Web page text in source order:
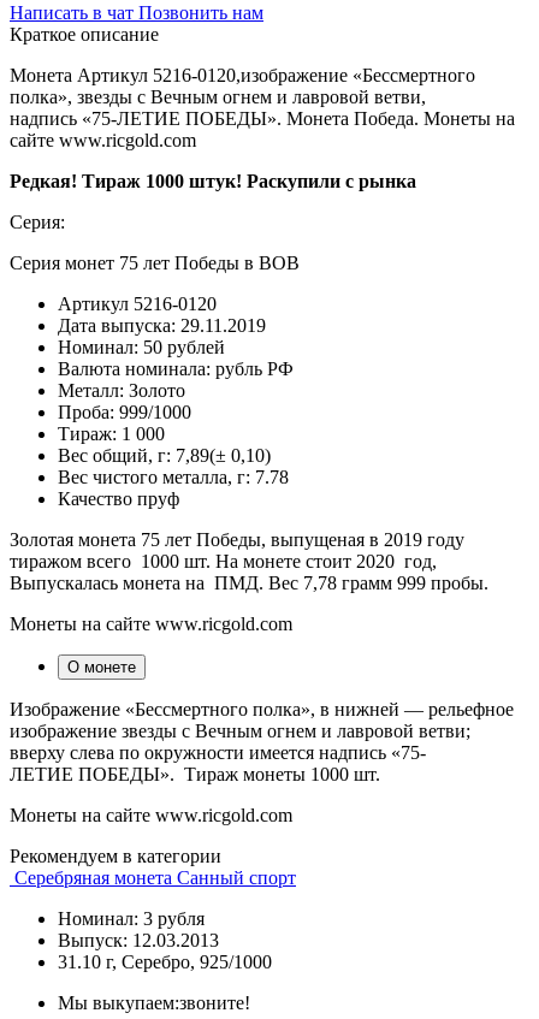
Написать в чат Позвонить нам
Краткое описание
Монета Артикул 5216-0120,изображение «Бессмертного
полка», звезды с Вечным огнем и лавровой ветви,
надпись «75-ЛЕТИЕ ПОБЕДЫ». Монета Победа. Монеты на
сайте www.ricgold.com
Редкая! Тираж 1000 штук! Раскупили с рынка
Серия:
Серия монет 75 лет Победы в ВОВ
Артикул 5216-0120
Дата выпуска: 29.11.2019
Номинал: 50 рублей
Валюта номинала: рубль РФ
Металл: Золото
Проба: 999/1000
Тираж: 1 000
Вес общий, г: 7,89(± 0,10)
Вес чистого металла, г: 7.78
Качество пруф
Золотая монета 75 лет Победы, выпущеная в 2019 году
тиражом всего 1000 шт. На монете стоит 2020 год,
Выпускалась монета на ПМД. Вес 7,78 грамм 999 пробы.
Монеты на сайте www.ricgold.com
О монете
Изображение «Бессмертного полка», в нижней — рельефное
изображение звезды с Вечным огнем и лавровой ветви;
вверху слева по окружности имеется надпись «75-
ЛЕТИЕ ПОБЕДЫ». Тираж монеты 1000 шт.
Монеты на сайте www.ricgold.com
Рекомендуем в категории
Серебряная монета Санный спорт
Номинал: 3 рубля
Выпуск: 12.03.2013
31.10 г, Серебро, 925/1000
Мы выкупаем:звоните!